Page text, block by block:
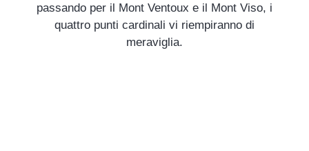
passando per il Mont Ventoux e il Mont Viso, i
quattro punti cardinali vi riempiranno di
meraviglia.